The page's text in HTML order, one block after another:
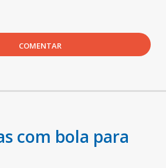
COMENTAR
com bola para